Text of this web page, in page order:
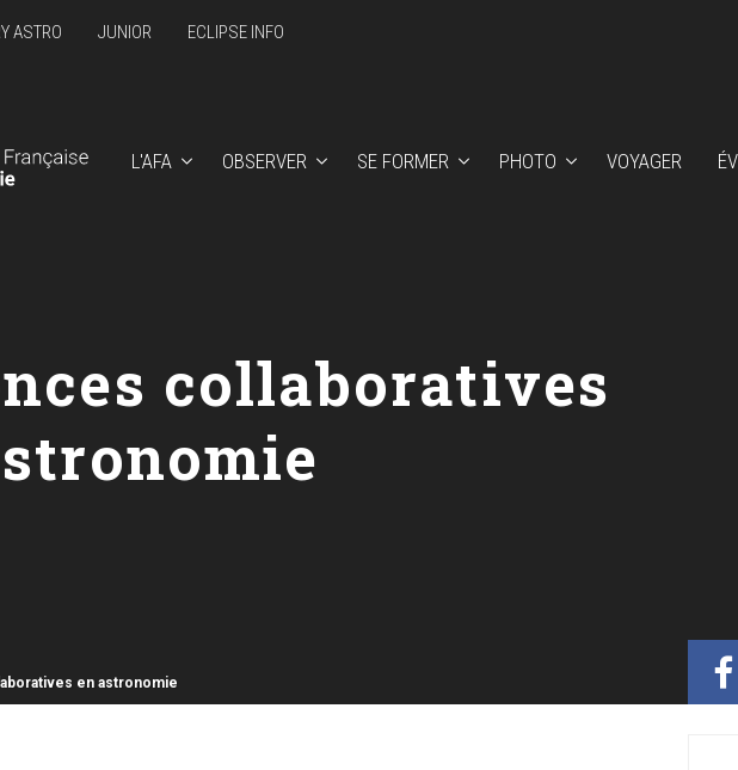
L'AFA OBSERVER SE FORMER PHOTO VOYAGER
ASTRO JUNIOR ECLIPSE INFO
en astronomie
collaboratives